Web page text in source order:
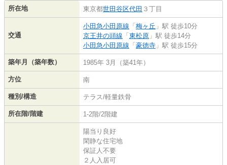
所在地 東京都世田谷区代田 ３丁目
交通
小田急小田原線 「梅ヶ丘 」駅 徒歩10分
京王井の頭線 「東松原 」駅 徒歩14分
小田急小田原線 「豪徳寺 」駅 徒歩15分
築年月（築年数） 1985年 3月（築41年）
方位 南
種別/構造 テラス/軽量鉄骨
所在階/階建 1-2階/2階建
陽当り良好
閑静な住宅地
保証人不要
２人入居可